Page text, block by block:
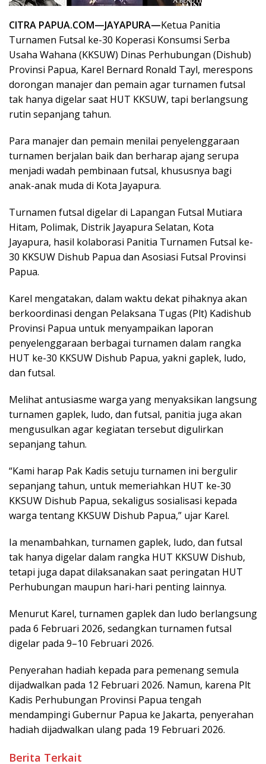
CITRA PAPUA.COM—JAYAPURA—Ketua Panitia
Turnamen Futsal ke-30 Koperasi Konsumsi Serba
Usaha Wahana (KKSUW) Dinas Perhubungan (Dishub)
Provinsi Papua, Karel Bernard Ronald Tayl, merespons
dorongan manajer dan pemain agar turnamen futsal
tak hanya digelar saat HUT KKSUW, tapi berlangsung
rutin sepanjang tahun.
Para manajer dan pemain menilai penyelenggaraan
turnamen berjalan baik dan berharap ajang serupa
menjadi wadah pembinaan futsal, khususnya bagi
anak-anak muda di Kota Jayapura.
Turnamen futsal digelar di Lapangan Futsal Mutiara
Hitam, Polimak, Distrik Jayapura Selatan, Kota
Jayapura, hasil kolaborasi Panitia Turnamen Futsal ke-
30 KKSUW Dishub Papua dan Asosiasi Futsal Provinsi
Papua.
Karel mengatakan, dalam waktu dekat pihaknya akan
berkoordinasi dengan Pelaksana Tugas (Plt) Kadishub
Provinsi Papua untuk menyampaikan laporan
penyelenggaraan berbagai turnamen dalam rangka
HUT ke-30 KKSUW Dishub Papua, yakni gaplek, ludo,
dan futsal.
Melihat antusiasme warga yang menyaksikan langsung
turnamen gaplek, ludo, dan futsal, panitia juga akan
mengusulkan agar kegiatan tersebut digulirkan
sepanjang tahun.
“Kami harap Pak Kadis setuju turnamen ini bergulir
sepanjang tahun, untuk memeriahkan HUT ke-30
KKSUW Dishub Papua, sekaligus sosialisasi kepada
warga tentang KKSUW Dishub Papua,” ujar Karel.
Ia menambahkan, turnamen gaplek, ludo, dan futsal
tak hanya digelar dalam rangka HUT KKSUW Dishub,
tetapi juga dapat dilaksanakan saat peringatan HUT
Perhubungan maupun hari-hari penting lainnya.
Menurut Karel, turnamen gaplek dan ludo berlangsung
pada 6 Februari 2026, sedangkan turnamen futsal
digelar pada 9–10 Februari 2026.
Penyerahan hadiah kepada para pemenang semula
dijadwalkan pada 12 Februari 2026. Namun, karena Plt
Kadis Perhubungan Provinsi Papua tengah
mendampingi Gubernur Papua ke Jakarta, penyerahan
hadiah dijadwalkan ulang pada 19 Februari 2026.
Berita Terkait